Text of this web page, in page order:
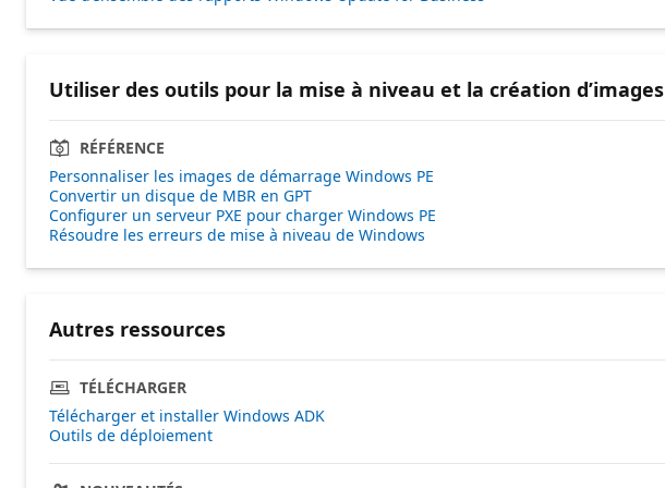
Utiliser des outils pour la mise à niveau et la création d’images
RÉFÉRENCE
Personnaliser les images de démarrage Windows PE
Convertir un disque de MBR en GPT
Configurer un serveur PXE pour charger Windows PE
Résoudre les erreurs de mise à niveau de Windows
Autres ressources
TÉLÉCHARGER
Télécharger et installer Windows ADK
Outils de déploiement